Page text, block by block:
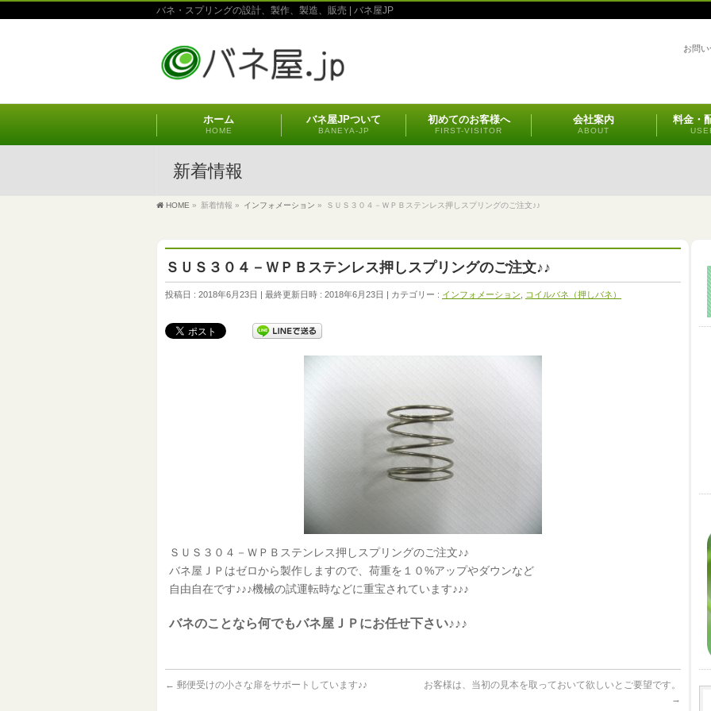
バネ・スプリングの設計、製作、製造、販売 | バネ屋JP
お問
ホーム
HOME
バネ屋JPついて
BANEYA-JP
初めてのお客様へ
FIRST-VISITOR
会社案内
ABOUT
料金・
新着情報
HOME » 新着情報 » インフォメーション » ＳＵＳ３０４－ＷＰＢステンレス押しスプリングのご注文♪♪
ＳＵＳ３０４－ＷＰＢステンレス押しスプリングのご注文♪♪
投稿日 : 2018年6月23日 最終更新日時 : 2018年6月23日 カテゴリー : インフォメーション コイルバネ（押しバネ）
ＳＵＳ３０４－ＷＰＢステンレス押しスプリングのご注文♪♪
バネ屋ＪＰはゼロから製作しますので、荷重を１０%アップやダウンなど
自由自在です♪♪♪機械の試運転時などに重宝されています♪♪♪
バネのことなら何でもバネ屋ＪＰにお任せ下さい♪♪♪
← 郵便受けの小さな扉をサポートしています♪♪
お客様は、当初の見本を取っておいて欲しいとご要望です。
→